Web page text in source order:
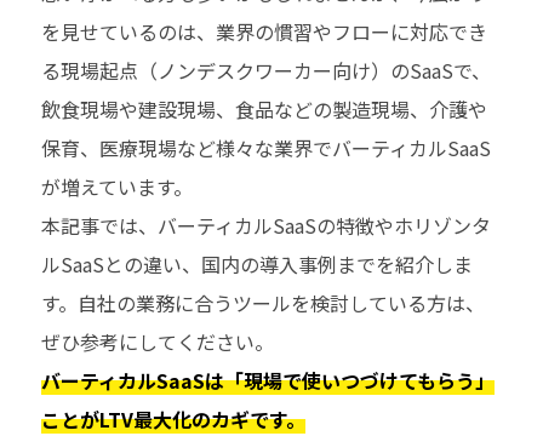
を見せているのは、業界の慣習やフローに対応でき
る現場起点（ノンデスクワーカー向け）のSaaSで、
飲食現場や建設現場、食品などの製造現場、介護や
保育、医療現場など様々な業界でバーティカルSaaS
が増えています。
本記事では、バーティカルSaaSの特徴やホリゾンタ
ルSaaSとの違い、国内の導入事例までを紹介しま
す。自社の業務に合うツールを検討している方は、
ぜひ参考にしてください。
バーティカルSaaSは「現場で使いつづけてもらう」
ことがLTV最大化のカギです。